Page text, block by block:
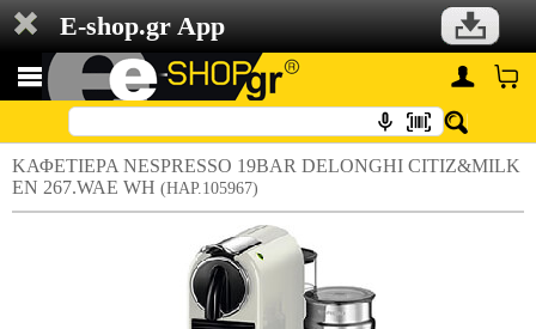
E-shop.gr App
ΚΑΦΕΤΙΕΡΑ NESPRESSO 19BAR DELONGHI CITIZ&MILK
EN 267.WAE WH (HAP.105967)